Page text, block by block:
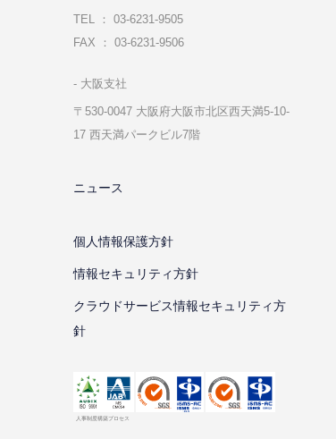
TEL ： 03-6231-9505
FAX ： 03-6231-9506
⼤阪⽀社
〒530-0047 ⼤阪府⼤阪市北区⻄天満5-10-
17 ⻄天満パークビル7階
ニュース
個⼈情報保護⽅針
情報セキュリティ⽅針
クラウドサービス情報セキュリティ方
針